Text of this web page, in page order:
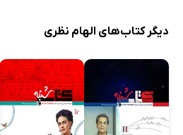
دیگر کتاب‌های الهام نظری